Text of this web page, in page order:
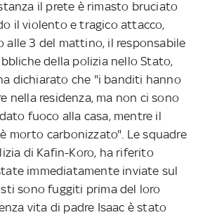
il prete è rimasto bruciato
il violento e tragico attacco,
alle 3 del mattino, il responsabile
della polizia nello Stato,
dichiarato che "i banditi hanno
nella residenza, ma non ci sono
fuoco alla casa, mentre il
morto carbonizzato". Le squadre
di Kafin-Koro, ha riferito
immediatamente inviate sul
sono fuggiti prima del loro
vita di padre Isaac è stato